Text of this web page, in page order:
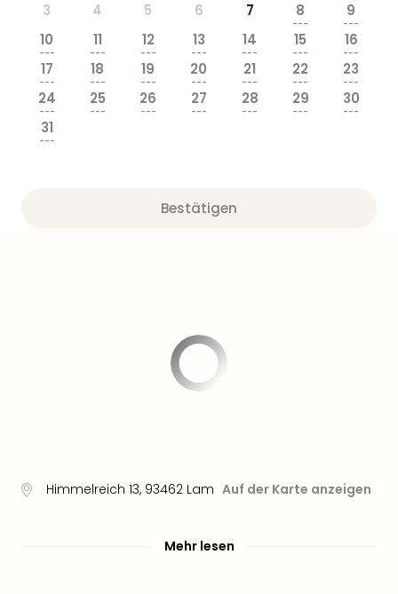
3
4 5 6 7 8
---
9
---
10
---
11
---
12
---
13
---
14
---
15
---
16
---
17
---
18
---
19
---
20
---
21
---
22
---
23
---
24
---
25
---
26
---
27
---
28
---
29
---
30
---
31
---
Bestätigen
Himmelreich 13, 93462 Lam Auf der Karte anzeigen
Mehr lesen